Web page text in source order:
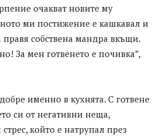
очакват новите му
ми постижение е кашкавал и
собствена мандра вкъщи.
За мен готвенето е почивка”,
именно в кухнята. С готвене
си от негативни неща,
който е натрупал през